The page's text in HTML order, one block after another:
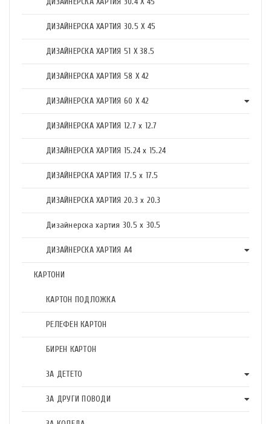
ДИЗАЙНЕРСКА ХАРТИЯ 30.5 X 45
ДИЗАЙНЕРСКА ХАРТИЯ 51 X 38.5
ДИЗАЙНЕРСКА ХАРТИЯ 58 X 42
ДИЗАЙНЕРСКА ХАРТИЯ 60 X 42
ДИЗАЙНЕРСКА ХАРТИЯ 12.7 x 12.7
ДИЗАЙНЕРСКА ХАРТИЯ 15.24 x 15.24
ДИЗАЙНЕРСКА ХАРТИЯ 17.5 х 17.5
ДИЗАЙНЕРСКА ХАРТИЯ 20.3 х 20.3
Дизайнерска хартия 30.5 х 30.5
ДИЗАЙНЕРСКА ХАРТИЯ А4
КАРТОНИ
КАРТОН ПОДЛОЖКА
РЕЛЕФЕН КАРТОН
БИРЕН КАРТОН
ЗА ДЕТЕТО
ЗА ДРУГИ ПОВОДИ